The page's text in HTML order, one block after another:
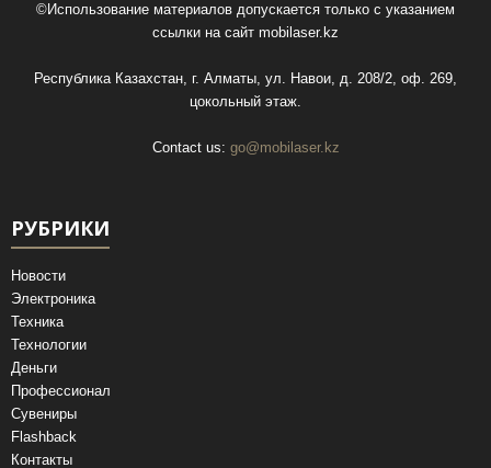
©Использование материалов допускается только с указанием
ссылки на сайт mobilaser.kz
Республика Казахстан, г. Алматы, ул. Навои, д. 208/2, оф. 269,
цокольный этаж.
Contact us: go@mobilaser.kz
РУБРИКИ
Новости
Электроника
Техника
Технологии
Деньги
Профессионал
Сувениры
Flashback
Контакты